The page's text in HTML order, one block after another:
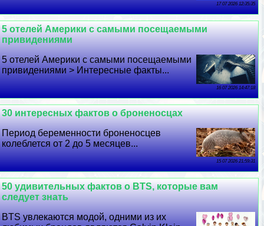
17 07 2026 12:35:35
5 отелей Америки с самыми посещаемыми
привидениями
5 отелей Америки с самыми посещаемыми
привидениями > Интересные факты...
16 07 2026 14:47:18
30 интересных фактов о броненосцах
Период беременности броненосцев
колeблется от 2 до 5 месяцев...
15 07 2026 21:59:31
50 удивительных фактов о BTS, которые вам
следует знать
BTS увлекаются модой, одними из их